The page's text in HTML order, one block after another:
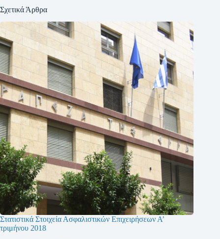
Σχετικά Άρθρα
Στατιστικά Στοιχεία Ασφαλιστικών Επιχειρήσεων Α’
τριμήνου 2018